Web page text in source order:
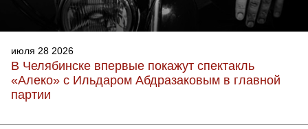
июля 28 2026
В Челябинске впервые покажут спектакль
«Алеко» с Ильдаром Абдразаковым в главной
партии